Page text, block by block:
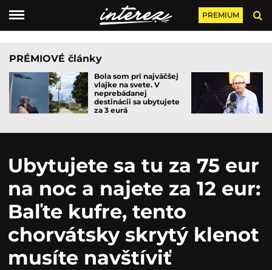
PREMIUM
PRÉMIOVÉ články
Bola som pri najväčšej
vlajke na svete. V
neprebádanej
destinácii sa ubytujete
za 3 eurá
Ubytujete sa tu za 75 eur
na noc a najete za 12 eur:
Baľte kufre, tento
chorvátsky skrytý klenot
musíte navštíviť